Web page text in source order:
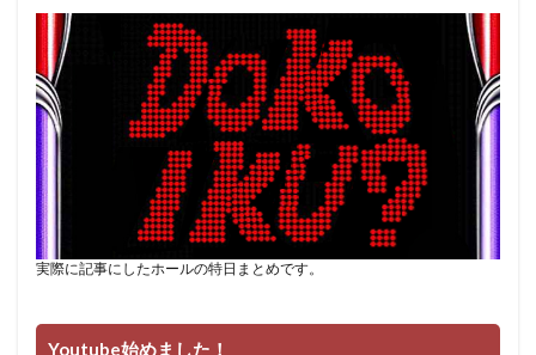
実際に記事にしたホールの特日まとめです。
Youtube始めました！